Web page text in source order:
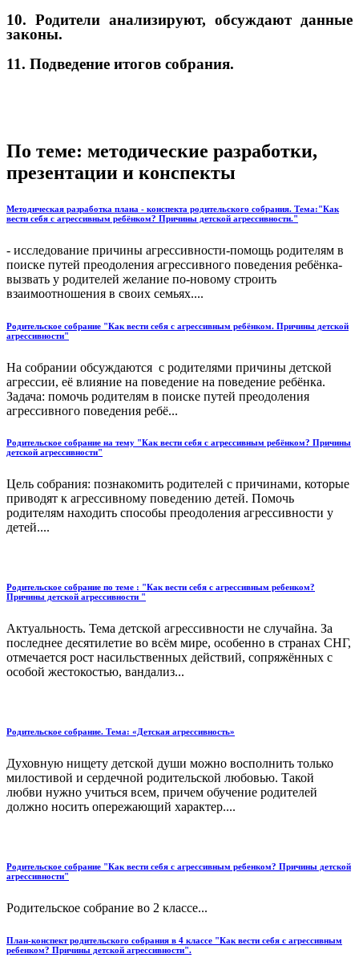
10. Родители анализируют, обсуждают данные
законы.
11. Подведение итогов собрания.
По теме: методические разработки,
презентации и конспекты
Методическая разработка плана - конспекта родительского собрания. Тема:"Как
вести себя с агрессивным ребёнком? Причины детской агрессивности."
- исследование причины агрессивности-помощь родителям в
поиске путей преодоления агрессивного поведения ребёнка-
вызвать у родителей желание по-новому строить
взаимоотношения в своих семьях....
Родительское собрание "Как вести себя с агрессивным ребёнком. Причины детской
агрессивности"
На собрании обсуждаются с родителями причины детской
агрессии, её влияние на поведение на поведение ребёнка.
Задача: помочь родителям в поиске путей преодоления
агрессивного поведения ребё...
Родительское собрание на тему "Как вести себя с агрессивным ребёнком? Причины
детской агрессивности"
Цель собрания: познакомить родителей с причинами, которые
приводят к агрессивному поведению детей. Помочь
родителям находить способы преодоления агрессивности у
детей....
Родительское собрание по теме : "Как вести себя с агрессивным ребенком?
Причины детской агрессивности "
Актуальность. Тема детской агрессивности не случайна. За
последнее десятилетие во всём мире, особенно в странах СНГ,
отмечается рост насильственных действий, сопряжённых с
особой жестокостью, вандализ...
Родительское собрание. Тема: «Детская агрессивность»
Духовную нищету детской души можно восполнить только
милостивой и сердечной родительской любовью. Такой
любви нужно учиться всем, причем обучение родителей
должно носить опережающий характер....
Родительское собрание "Как вести себя с агрессивным ребенком? Причины детской
агрессивности"
Родительское собрание во 2 классе...
План-конспект родительского собрания в 4 классе "Как вести себя с агрессивным
ребенком? Причины детской агрессивности".